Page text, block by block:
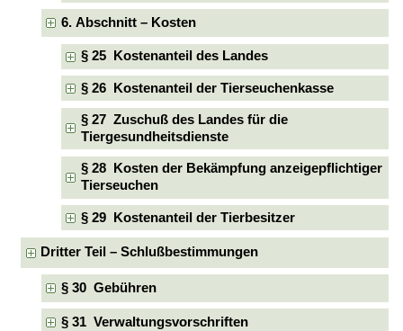
6. Abschnitt – Kosten
§ 25 Kostenanteil des Landes
§ 26 Kostenanteil der Tierseuchenkasse
§ 27 Zuschuß des Landes für die
Tiergesundheitsdienste
§ 28 Kosten der Bekämpfung anzeigepflichtiger
Tierseuchen
§ 29 Kostenanteil der Tierbesitzer
Dritter Teil – Schlußbestimmungen
§ 30 Gebühren
§ 31 Verwaltungsvorschriften